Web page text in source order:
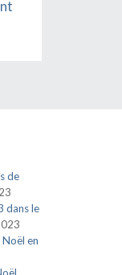
de
dans le
en